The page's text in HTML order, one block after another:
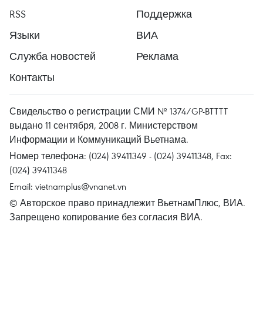
RSS
Поддержка
Языки
ВИА
Служба новостей
Реклама
Контакты
Свидельство о регистрации СМИ № 1374/GP-BTTTT
выдано 11 сентября, 2008 г. Министерством
Информации и Коммуникаций Вьетнама.
Номер телефона: (024) 39411349 - (024) 39411348, Fax:
(024) 39411348
Email: vietnamplus@vnanet.vn
© Авторское право принадлежит ВьетнамПлюс, ВИА.
Запрещено копирование без согласия ВИА.